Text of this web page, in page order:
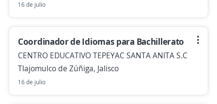
16 de julio
Coordinador de Idiomas para Bachillerato
CENTRO EDUCATIVO TEPEYAC SANTA ANITA S.C
Tlajomulco de Zúñiga, Jalisco
16 de julio